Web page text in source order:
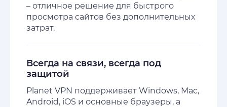
– отличное решение для быстрого
просмотра сайтов без дополнительных
затрат.
Всегда на связи, всегда под
защитой
Planet VPN поддерживает Windows, Mac,
Android, iOS и основные браузеры, а